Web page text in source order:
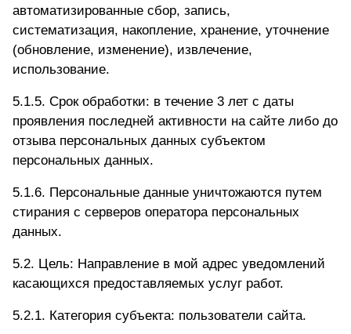
автоматизированные сбор, запись,
систематизация, накопление, хранение, уточнение
(обновление, изменение), извлечение,
использование.
5.1.5. Срок обработки: в течение 3 лет с даты
проявления последней активности на сайте либо до
отзыва персональных данных субъектом
персональных данных.
5.1.6. Персональные данные уничтожаются путем
стирания с серверов оператора персональных
данных.
5.2. Цель: Направление в мой адрес уведомлений
касающихся предоставляемых услуг работ.
5.2.1. Категория субъекта: пользователи сайта.